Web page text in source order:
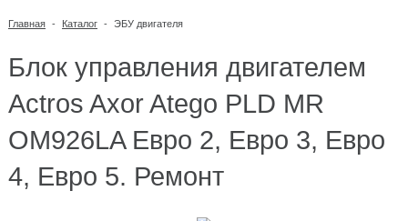
Главная - Каталог - ЭБУ двигателя
Блок управления двигателем
Actros Axor Atego PLD MR
OM926LA Евро 2, Евро 3, Евро
4, Евро 5. Ремонт